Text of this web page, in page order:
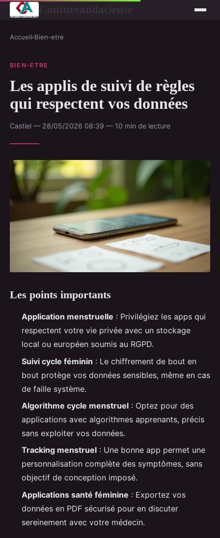
Accueil›Bien-etre
BIEN-ETRE
Les applis de suivi de règles
qui respectent vos données
Castiel — 28/05/2026 08:39 — 10 min de lecture
Les points importants
Application menstruelle : Privilégiez les apps qui
respectent votre vie privée avec un stockage
local ou européen soumis au RGPD.
Suivi cycle féminin : Le chiffrement de bout en
bout protège vos données sensibles, même en cas
de faille système.
Algorithme cycle menstruel : Optez pour des
applications avec algorithmes apprenants, précis
sans exploiter vos données.
Tracking menstruel : Une bonne app permet une
personnalisation complète des symptômes, sans
objectif de conception imposé.
Applications santé féminine : Exportez vos
données en PDF sécurisé pour en discuter
sereinement avec votre médecin.